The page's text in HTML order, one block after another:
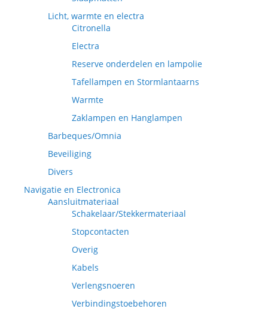
Licht, warmte en electra
Citronella
Electra
Reserve onderdelen en lampolie
Tafellampen en Stormlantaarns
Warmte
Zaklampen en Hanglampen
Barbeques/Omnia
Beveiliging
Divers
Navigatie en Electronica
Aansluitmateriaal
Schakelaar/Stekkermateriaal
Stopcontacten
Overig
Kabels
Verlengsnoeren
Verbindingstoebehoren